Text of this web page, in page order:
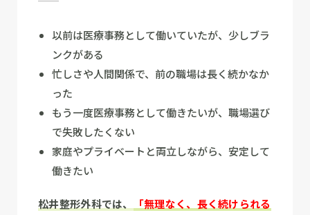
以前は医療事務として働いていたが、少しブラ
ンクがある
忙しさや人間関係で、前の職場は長く続かなか
った
もう一度医療事務として働きたいが、職場選び
で失敗したくない
家庭やプライベートと両立しながら、安定して
働きたい
松井整形外科では、
「無理なく、長く続けられる